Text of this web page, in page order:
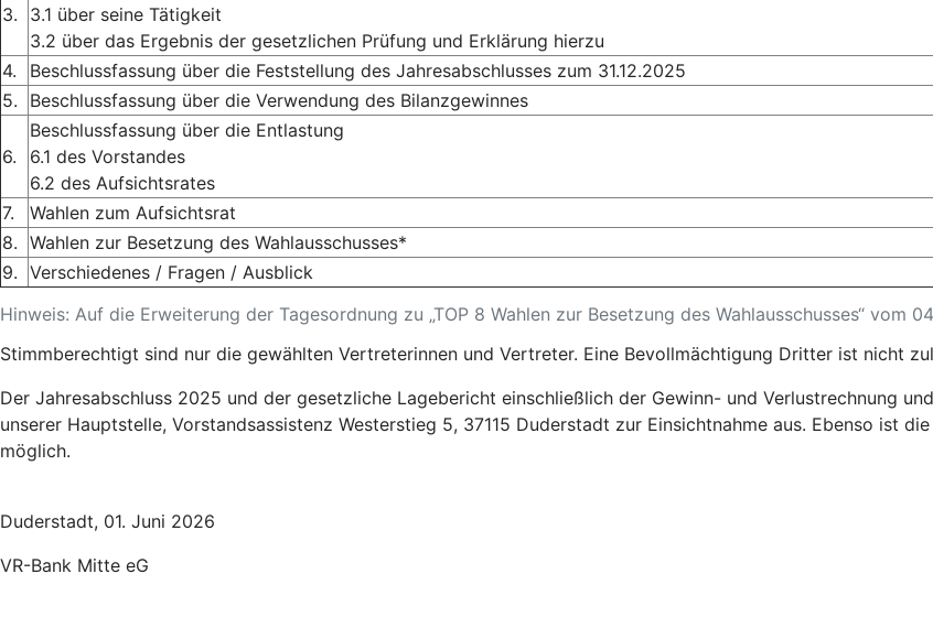
Hinweis: Auf die Erweiterung der Tagesordnung zu „TOP 8 Wahlen zur Besetzung des Wahlausschusses“ vom
3.
3.1 über seine Tätigkeit
3.2 über das Ergebnis der gesetzlichen Prüfung und Erklärung hierzu
4.
Beschlussfassung über die Feststellung des Jahresabschlusses zum 31.12.2025
5.
Beschlussfassung über die Verwendung des Bilanzgewinnes
6.
Beschlussfassung über die Entlastung
6.1 des Vorstandes
6.2 des Aufsichtsrates
7.
Wahlen zum Aufsichtsrat
8. Wahlen zur Besetzung des Wahlausschusses*
9. Verschiedenes / Fragen / Ausblick
Stimmberechtigt sind nur die gewählten Vertreterinnen und Vertreter. Eine Bevollmächtigung Dritter ist
Der Jahresabschluss 2025 und der gesetzliche Lagebericht einschließlich der Gewinn- und Verlustrechnung
unserer Hauptstelle, Vorstandsassistenz Westerstieg 5, 37115 Duderstadt zur Einsichtnahme aus. Ebenso ist
möglich.
Duderstadt, 01. Juni 2026
VR-Bank Mitte eG